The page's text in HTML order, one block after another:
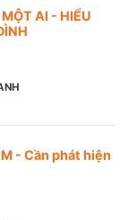
AI - HIỂU
- Cần phát hiện